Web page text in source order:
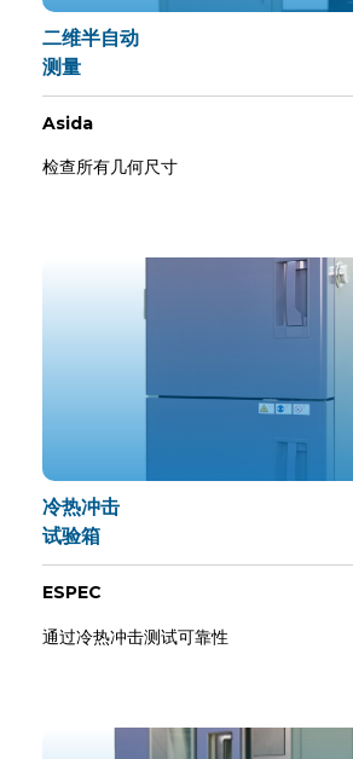
二维半自动
测量
Asida
检查所有几何尺寸
冷热冲击
试验箱
ESPEC
通过冷热冲击测试可靠性